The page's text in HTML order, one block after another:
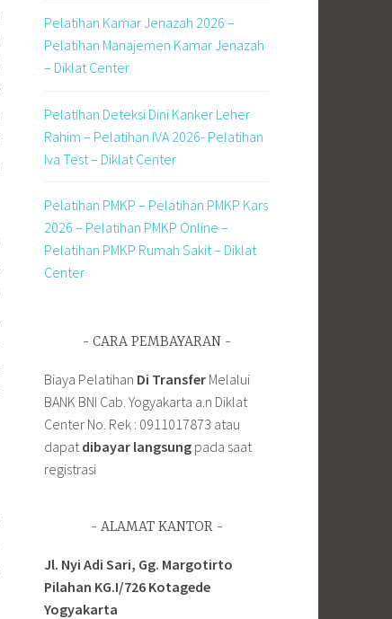
Pelatihan Kamar Jenazah 2026 –
Pelatihan Manajemen Kamar Jenazah
– Diklat Center
Pelatihan Deteksi Dini Kanker Leher
Rahim – Pelatihan IVA 2026- Pelatihan
Iva Test – Diklat Center
Pelatihan PMKP – Pelatihan PMKP Kars
2026 – Pelatihan PMKP Online –
Pelatihan PMKP Rumah Sakit – Diklat
Center
CARA PEMBAYARAN
Biaya Pelatihan Di Transfer Melalui
BANK BNI Cab. Yogyakarta a.n Diklat
Center No. Rek : 0911017873 atau
dapat dibayar langsung pada saat
registrasi
ALAMAT KANTOR
Jl. Nyi Adi Sari, Gg. Margotirto
Pilahan KG.I/726 Kotagede
Yogyakarta